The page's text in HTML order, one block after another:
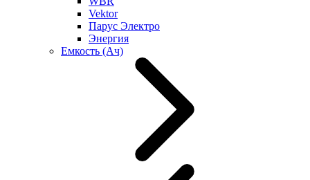
Vektor
Парус Электро
Энергия
Емкость (Ач)